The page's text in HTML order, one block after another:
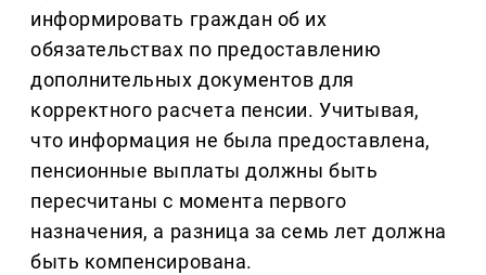
информировать граждан об их
обязательствах по предоставлению
дополнительных документов для
корректного расчета пенсии. Учитывая,
что информация не была предоставлена,
пенсионные выплаты должны быть
пересчитаны с момента первого
назначения, а разница за семь лет должна
быть компенсирована.